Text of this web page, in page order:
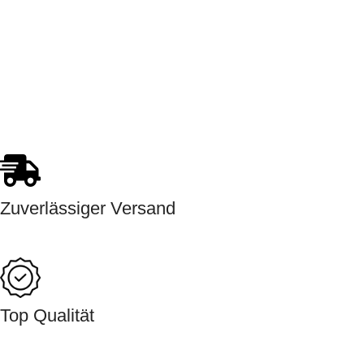
Zuverlässiger Versand
Top Qualität